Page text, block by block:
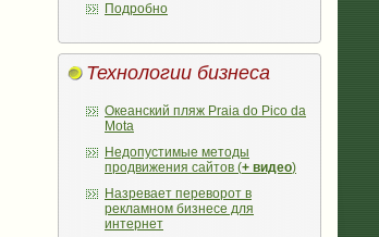
Подробно
Технологии бизнеса
Океанский пляж Praia do Pico da
Mota
Недопустимые методы
продвижения сайтов (+ видео)
Назревает переворот в
рекламном бизнесе для
интернет